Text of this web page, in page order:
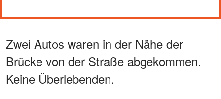
Zwei Autos waren in der Nähe der
Brücke von der Straße abgekommen.
Keine Überlebenden.